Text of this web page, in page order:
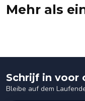
Mehr als
Schrijf in voor
Bleibe auf dem